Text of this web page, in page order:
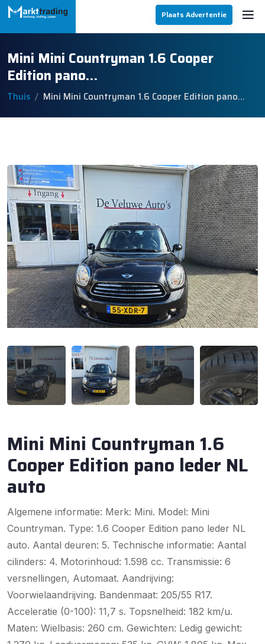
Plaats Advertentie
Mini Mini Countryman 1.6 Cooper
Edition pano…
Thuis Mini Mini Countryman 1.6 Cooper Edition pano…
Mini Mini Countryman 1.6
Cooper Edition pano leder NL
auto
Algemene informatie: Merk: Mini. Model: Mini
Countryman. Type: 1.6 Cooper Edition pano leder NL
auto. Aantal deuren: 5. Technische informatie: Aantal
cilinders: 4. Motorinhoud: 1.598 cc. Transmissie: 6
versnellingen, Automaat. Aandrijving:
Voorwielaandrijving. Bandenmaat: 205/55 R17.
Acceleratie (0-100): 11,7 s. Topsnelheid: 182 km/u.
Maten: Wielbasis: 260 cm. Gewichten: Ledig gewicht: